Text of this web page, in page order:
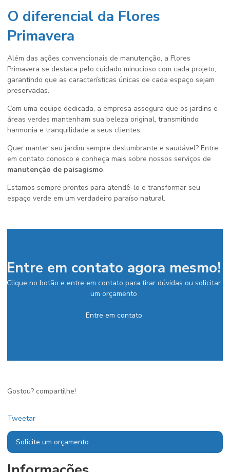
O diferencial da Flores
Primavera
Além das ações convencionais de manutenção, a Flores
Primavera se destaca pelo cuidado minucioso com cada projeto,
garantindo que as características únicas de cada espaço sejam
preservadas.
Com uma equipe dedicada, a empresa assegura que os jardins e
áreas verdes mantenham sua beleza original, transmitindo
harmonia e tranquilidade a seus clientes.
Quer manter seu jardim sempre deslumbrante e saudável? Entre
em contato conosco e conheça mais sobre nossos serviços de
manutenção de paisagismo.
Estamos sempre prontos para atendê-lo e transformar seu
espaço verde em um verdadeiro paraíso natural.
Entre em contato agora mesmo!
Clique no botão e entre em contato para tirar dúvidas ou solicitar
um orçamento
Entre em contato
Gostou? compartilhe!
Tweetar
Solicite um orçamento